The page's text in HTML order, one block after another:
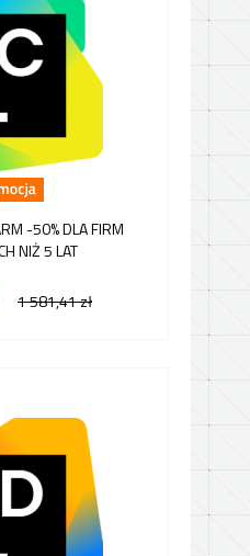
-50% DLA FIRM
NIŻ 5 LAT
1 581,41zł